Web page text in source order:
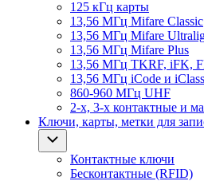
125 кГц карты
13,56 МГц Mifare Classic
13,56 МГц Mifare
13,56 МГц Mifare Plus
13,56 МГц TKRF, iFK,
13,56 МГц iCode и iClass
860-960 МГц UHF
2-х, 3-х контактные и
Ключи, карты, метки для
Контактные ключи
Бесконтактные (RFID)